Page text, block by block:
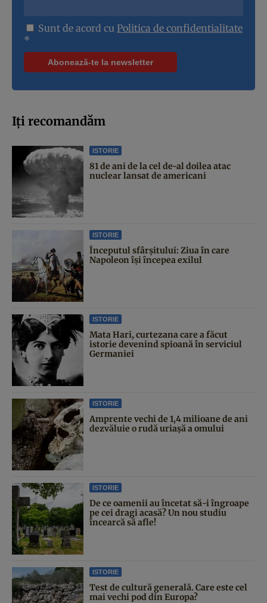
Sunt de acord cu Politica de confidentialitate
*
Iți recomandăm
ISTORIE
81 de ani de la cel de-al doilea atac
nuclear lansat de americani
ISTORIE
Începutul sfârşitului: Ziua în care
Napoleon îşi începea exilul
ISTORIE
Mata Hari, curtezana care a făcut
istorie devenind spioană în serviciul
Germaniei
ISTORIE
Amprente vechi de 1,4 milioane de ani
dezvăluie o rudă uriașă a omului
ISTORIE
De ce oamenii au încetat să-i îngroape
pe cei dragi acasă? Un nou studiu
încearcă să afle!
ISTORIE
Test de cultură generală. Care este cel
mai vechi pod din Europa?